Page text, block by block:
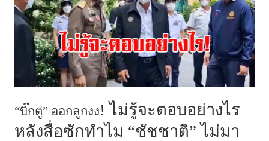
“บิ๊กตู่” ออกลูกงง! ไม่รู้จะตอบอย่างไร
หลังสื่อซักทำไม “ชัชชาติ” ไม่มา